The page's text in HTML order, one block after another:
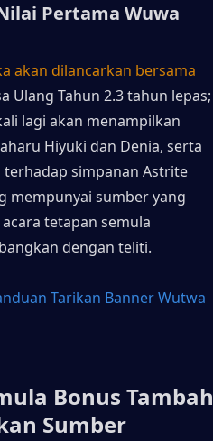
Pertama Wuwa
akan dilancarkan bersama
Ulang Tahun 2.3 tahun lepas;
lagi akan menampilkan
Hiyuki dan Denia, serta
simpanan Astrite
mempunyai sumber yang
tetapan semula
dengan teliti.
Tarikan Banner Wutwa
Bonus Tambah
Sumber